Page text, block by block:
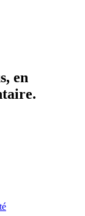
en